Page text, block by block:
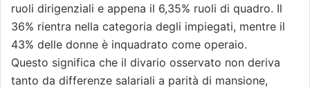
ruoli dirigenziali e appena il 6,35% ruoli di quadro. Il
36% rientra nella categoria degli impiegati, mentre il
43% delle donne è inquadrato come operaio.
Questo significa che il divario osservato non deriva
tanto da differenze salariali a parità di mansione,